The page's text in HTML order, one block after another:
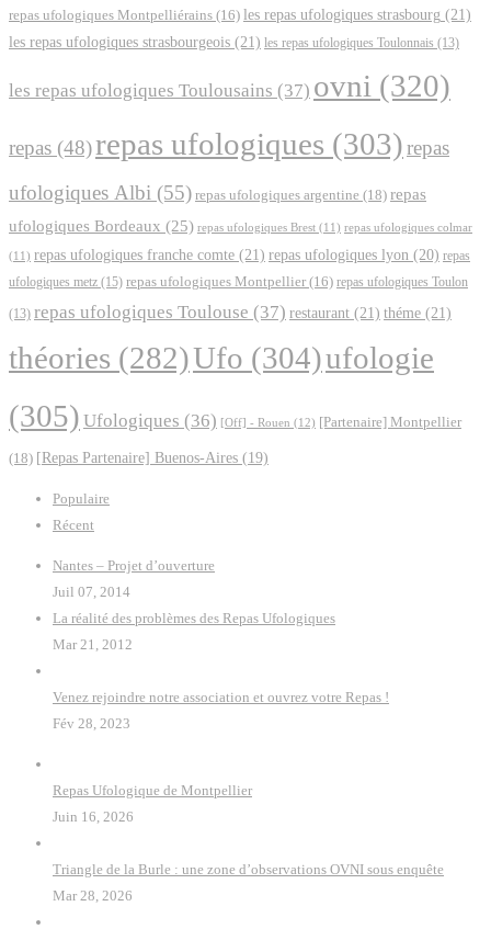
repas ufologiques Montpelliérains (16) les repas ufologiques strasbourg (21)
les repas ufologiques strasbourgeois (21) les repas ufologiques Toulonnais (13)
les repas ufologiques Toulousains (37) ovni (320)
repas (48)repas ufologiques (303)repas
ufologiques Albi (55) repas ufologiques argentine (18) repas
ufologiques Bordeaux (25) repas ufologiques Brest (11) repas ufologiques colmar
(11) repas ufologiques franche comte (21) repas ufologiques lyon (20) repas
ufologiques metz (15) repas ufologiques Montpellier (16) repas ufologiques Toulon
(13) repas ufologiques Toulouse (37) restaurant (21) théme (21)
théories (282)Ufo (304)ufologie
(305) Ufologiques (36) [Off] - Rouen (12) [Partenaire] Montpellier
(18) [Repas Partenaire] Buenos-Aires (19)
Populaire
Récent
Nantes – Projet d’ouverture
Juil 07, 2014
La réalité des problèmes des Repas Ufologiques
Mar 21, 2012
Venez rejoindre notre association et ouvrez votre Repas !
Fév 28, 2023
Repas Ufologique de Montpellier
Juin 16, 2026
Triangle de la Burle : une zone d’observations OVNI sous enquête
Mar 28, 2026